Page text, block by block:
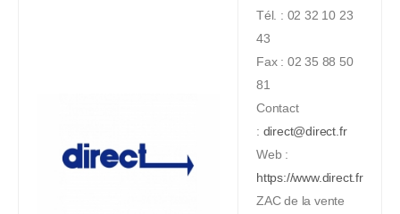
Tél. : 02 32 10 23
43
Fax : 02 35 88 50
81
Contact
: direct@direct.fr
Web :
https://www.direct.fr
ZAC de la vente